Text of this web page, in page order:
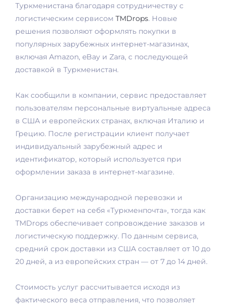
Туркменистана благодаря сотрудничеству с
логистическим сервисом TMDrops. Новые
решения позволяют оформлять покупки в
популярных зарубежных интернет-магазинах,
включая Amazon, eBay и Zara, с последующей
доставкой в Туркменистан.
Как сообщили в компании, сервис предоставляет
пользователям персональные виртуальные адреса
в США и европейских странах, включая Италию и
Грецию. После регистрации клиент получает
индивидуальный зарубежный адрес и
идентификатор, который используется при
оформлении заказа в интернет-магазине.
Организацию международной перевозки и
доставки берет на себя «Туркменпочта», тогда как
TMDrops обеспечивает сопровождение заказов и
логистическую поддержку. По данным сервиса,
средний срок доставки из США составляет от 10 до
20 дней, а из европейских стран — от 7 до 14 дней.
Стоимость услуг рассчитывается исходя из
фактического веса отправления, что позволяет